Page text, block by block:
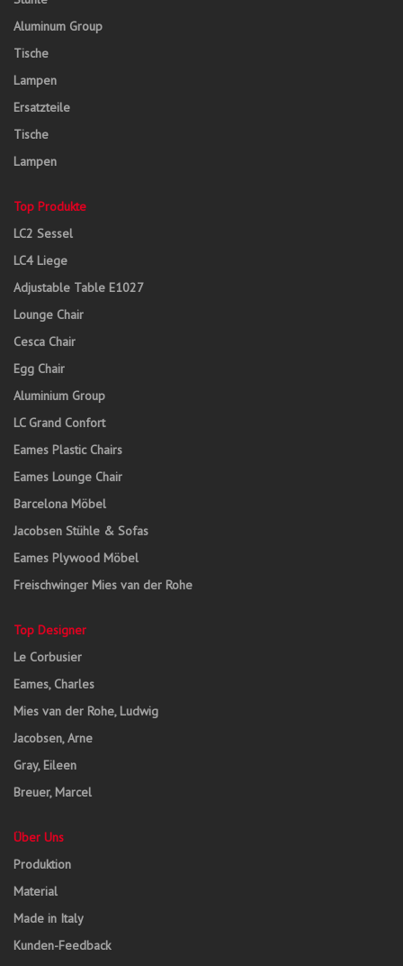
Aluminum Group
Tische
Lampen
Ersatzteile
Tische
Lampen
Top Produkte
LC2 Sessel
LC4 Liege
Adjustable Table E1027
Lounge Chair
Cesca Chair
Egg Chair
Aluminium Group
LC Grand Confort
Eames Plastic Chairs
Eames Lounge Chair
Barcelona Möbel
Jacobsen Stühle & Sofas
Eames Plywood Möbel
Freischwinger Mies van der Rohe
Top Designer
Le Corbusier
Eames, Charles
Mies van der Rohe, Ludwig
Jacobsen, Arne
Gray, Eileen
Breuer, Marcel
Über Uns
Produktion
Material
Made in Italy
Kunden-Feedback